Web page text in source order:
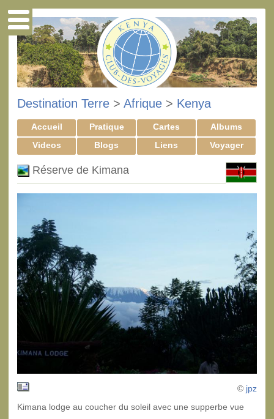
Destination Terre > Afrique > Kenya
Accueil Pratique Cartes
Albums
Videos
Blogs Liens Voyager
Réserve de Kimana
© jpz
Kimana lodge au coucher du soleil avec une supperbe vue